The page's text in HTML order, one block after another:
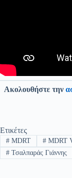
Ακολουθήστε την
Ετικέτες
#MDRT #MDRT
#Τσαλπαράς Γιάννης